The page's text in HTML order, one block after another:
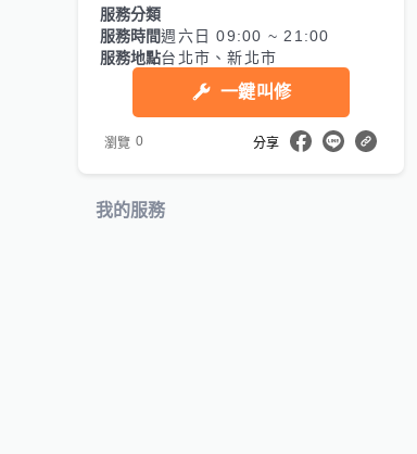
服務分類
服務時間週六日 09:00 ~ 21:00
服務地點台北市、新北市
一鍵叫修
瀏覽 0 分享
我的服務